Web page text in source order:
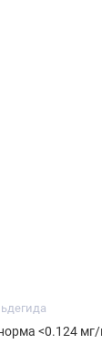
<0.124 мг/